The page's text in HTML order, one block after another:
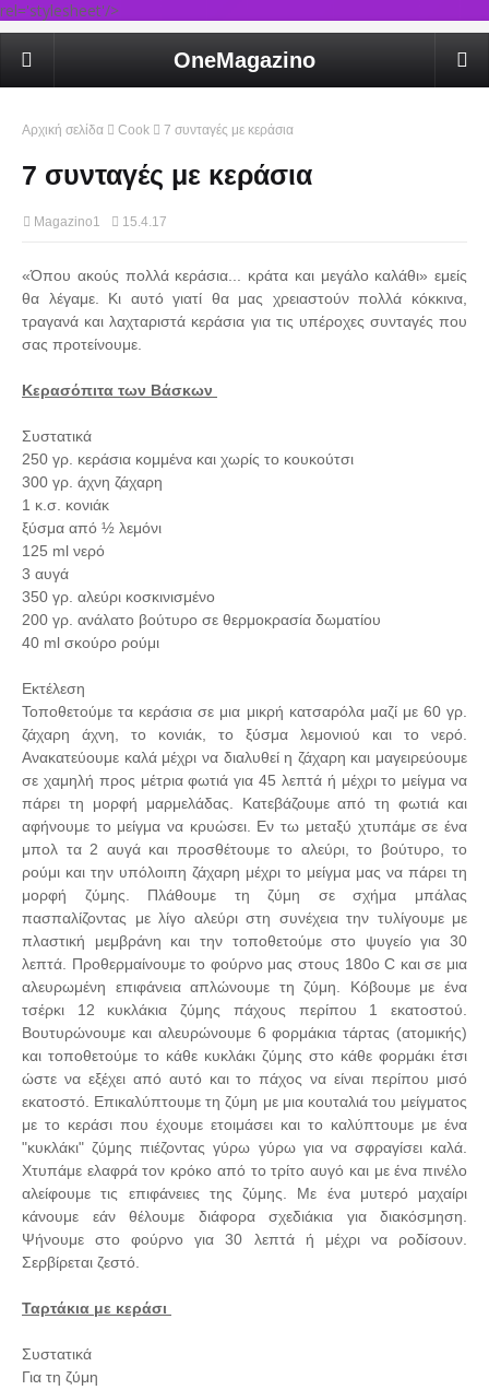
rel='stylesheet'/>
OneMagazino
Αρχική σελίδα Cook 7 συνταγές με κεράσια
7 συνταγές με κεράσια
Magazino1 15.4.17
«Όπου ακούς πολλά κεράσια... κράτα και μεγάλο καλάθι» εμείς
θα λέγαμε. Κι αυτό γιατί θα μας χρειαστούν πολλά κόκκινα,
τραγανά και λαχταριστά κεράσια για τις υπέροχες συνταγές που
σας προτείνουμε.
Κερασόπιτα των Βάσκων
Συστατικά
250 γρ. κεράσια κομμένα και χωρίς το κουκούτσι
300 γρ. άχνη ζάχαρη
1 κ.σ. κονιάκ
ξύσμα από ½ λεμόνι
125 ml νερό
3 αυγά
350 γρ. αλεύρι κοσκινισμένο
200 γρ. ανάλατο βούτυρο σε θερμοκρασία δωματίου
40 ml σκούρο ρούμι
Εκτέλεση
Τοποθετούμε τα κεράσια σε μια μικρή κατσαρόλα μαζί με 60 γρ.
ζάχαρη άχνη, το κονιάκ, το ξύσμα λεμονιού και το νερό.
Ανακατεύουμε καλά μέχρι να διαλυθεί η ζάχαρη και μαγειρεύουμε
σε χαμηλή προς μέτρια φωτιά για 45 λεπτά ή μέχρι το μείγμα να
πάρει τη μορφή μαρμελάδας. Κατεβάζουμε από τη φωτιά και
αφήνουμε το μείγμα να κρυώσει. Εν τω μεταξύ χτυπάμε σε ένα
μπολ τα 2 αυγά και προσθέτουμε το αλεύρι, το βούτυρο, το
ρούμι και την υπόλοιπη ζάχαρη μέχρι το μείγμα μας να πάρει τη
μορφή ζύμης. Πλάθουμε τη ζύμη σε σχήμα μπάλας
πασπαλίζοντας με λίγο αλεύρι στη συνέχεια την τυλίγουμε με
πλαστική μεμβράνη και την τοποθετούμε στο ψυγείο για 30
λεπτά. Προθερμαίνουμε το φούρνο μας στους 180ο C και σε μια
αλευρωμένη επιφάνεια απλώνουμε τη ζύμη. Κόβουμε με ένα
τσέρκι 12 κυκλάκια ζύμης πάχους περίπου 1 εκατοστού.
Βουτυρώνουμε και αλευρώνουμε 6 φορμάκια τάρτας (ατομικής)
και τοποθετούμε το κάθε κυκλάκι ζύμης στο κάθε φορμάκι έτσι
ώστε να εξέχει από αυτό και το πάχος να είναι περίπου μισό
εκατοστό. Επικαλύπτουμε τη ζύμη με μια κουταλιά του μείγματος
με το κεράσι που έχουμε ετοιμάσει και το καλύπτουμε με ένα
"κυκλάκι" ζύμης πιέζοντας γύρω γύρω για να σφραγίσει καλά.
Χτυπάμε ελαφρά τον κρόκο από το τρίτο αυγό και με ένα πινέλο
αλείφουμε τις επιφάνειες της ζύμης. Με ένα μυτερό μαχαίρι
κάνουμε εάν θέλουμε διάφορα σχεδιάκια για διακόσμηση.
Ψήνουμε στο φούρνο για 30 λεπτά ή μέχρι να ροδίσουν.
Σερβίρεται ζεστό.
Ταρτάκια με κεράσι
Συστατικά
Για τη ζύμη